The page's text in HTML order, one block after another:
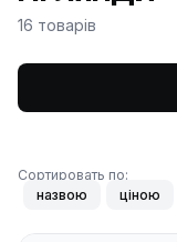
16 товарів
Сортировать по:
назвою
ціною